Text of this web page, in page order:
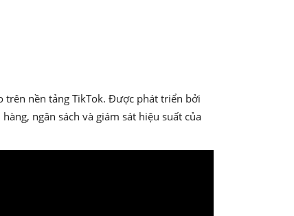
trên nền tảng TikTok. Được phát triển bởi
ngân sách và giám sát hiệu suất của